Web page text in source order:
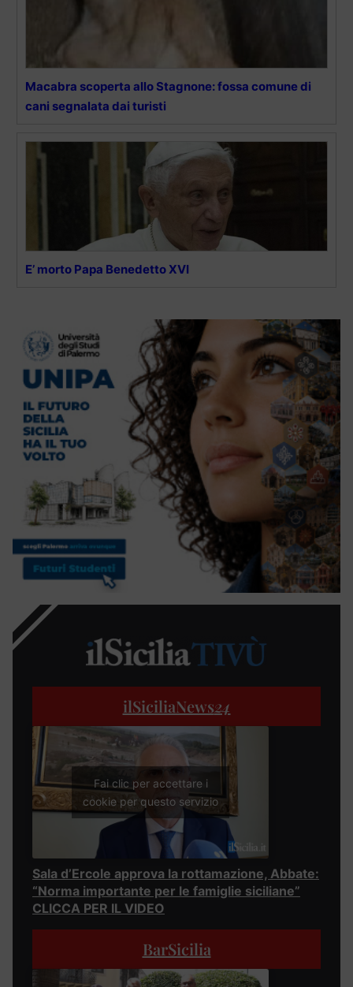
Macabra scoperta allo Stagnone: fossa comune di
cani segnalata dai turisti
E’ morto Papa Benedetto XVI
ilSiciliaNews24
Fai clic per accettare i
cookie per questo servizio
Sala d’Ercole approva la rottamazione, Abbate:
“Norma importante per le famiglie siciliane”
CLICCA PER IL VIDEO
BarSicilia